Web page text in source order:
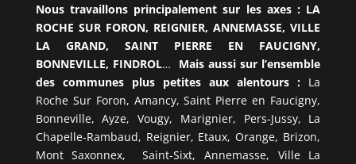
Nous travaillons principalement sur les axes : LA
ROCHE SUR FORON, REIGNIER, ANNEMASSE, VILLE
LA GRAND, SAINT PIERRE EN FAUCIGNY,
BONNEVILLE, FINDROL… Mais aussi sur l’ensemble
des communes plus petites aux alentours : La
Roche Sur Foron, Amancy, Saint Pierre en Faucigny,
Bonneville, Ayze, Vougy, Marignier, Pers-Jussy, La
Chapelle-Rambaud, Reignier, Etaux, Orange, Brizon,
Mont Saxonnex, Saint-Sixt, Annemasse, Ville La